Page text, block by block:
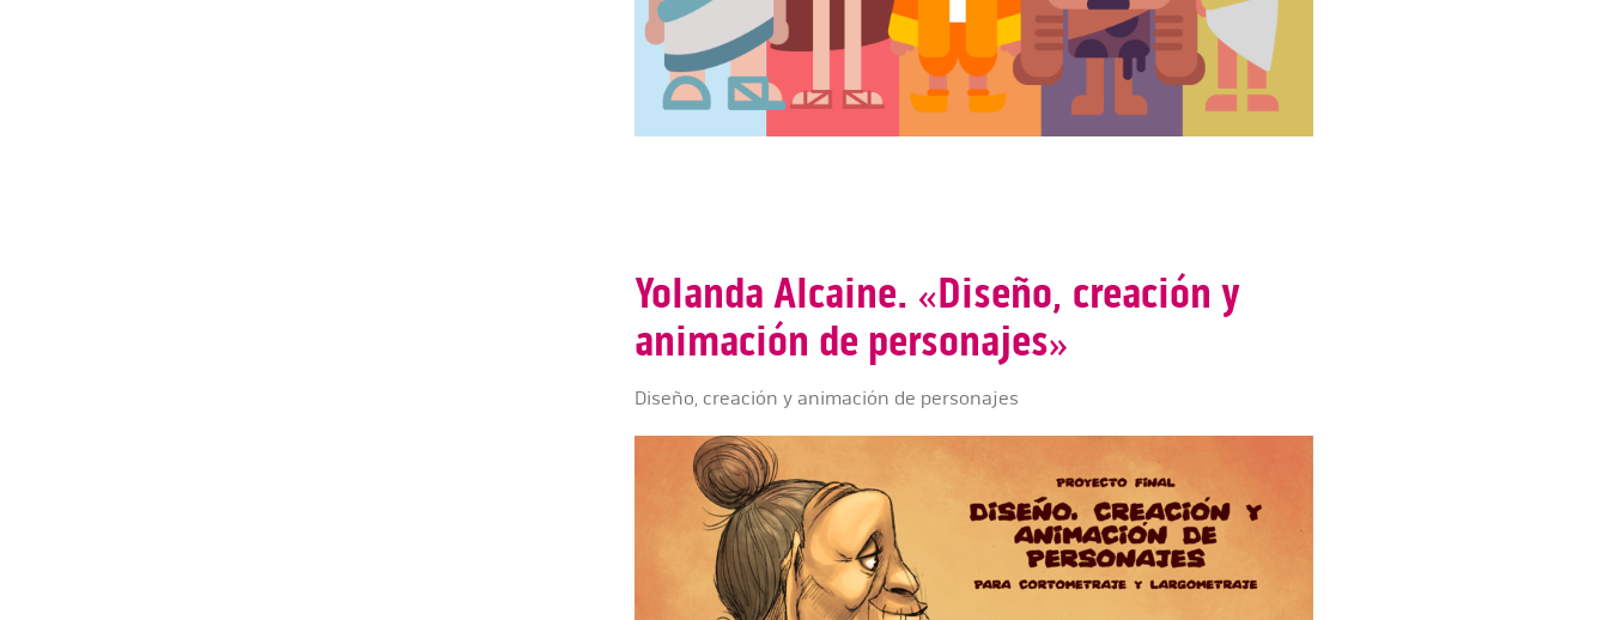
Yolanda Alcaine. «Diseño, creación y
animación de personajes»
Diseño, creación y animación de personajes